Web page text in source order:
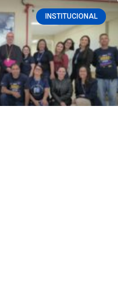
INSTITUCIONAL